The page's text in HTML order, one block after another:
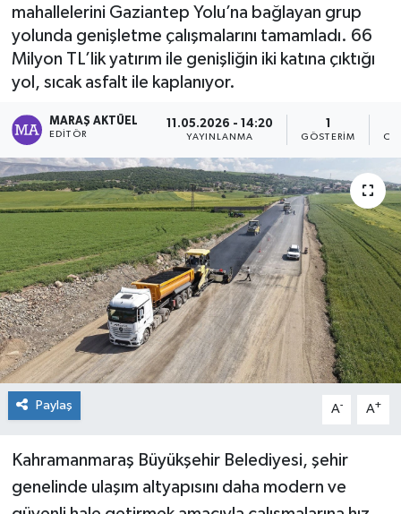
mahallelerini Gaziantep Yolu’na bağlayan grup
yolunda genişletme çalışmalarını tamamladı. 66
Milyon TL’lik yatırım ile genişliğin iki katına çıktığı
yol, sıcak asfalt ile kaplanıyor.
MARAŞ AKTÜEL
EDITÖR
11.05.2026 - 14:20
YAYINLANMA
1
GÖSTERIM
Paylaş A- A+
Kahramanmaraş Büyükşehir Belediyesi, şehir
genelinde ulaşım altyapısını daha modern ve
Eğitim
Kültür Sanat
Haber Arşivi